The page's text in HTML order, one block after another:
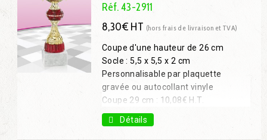
Réf. 43-2911
8,30€ HT (hors frais de livraison et TVA)
Coupe d'une hauteur de 26 cm
Socle : 5,5 x 5,5 x 2 cm
Personnalisable par plaquette
gravée ou autocollant vinyle
Coupe 29 cm : 10,08€ H.T.
Coupe 34 cm : 13,05€ H.T.
Coupe 36 cm : 15,21€ H.T.
Détails